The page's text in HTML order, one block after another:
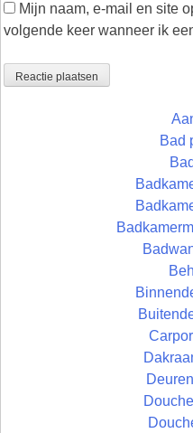
Mijn naam, e-mail en site
volgende keer wanneer ik
Bad